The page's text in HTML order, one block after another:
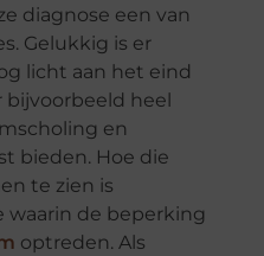
diagnose een van
Gelukkig is er
licht aan het eind
heel
en
bieden. Hoe die
te zien is
waarin de beperking
optreden. Als